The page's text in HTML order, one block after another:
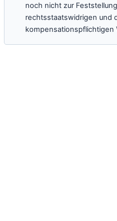
noch nicht zur
rechtsstaatswidrigen und
kompensationspflichtigen